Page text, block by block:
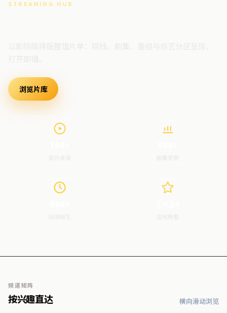
STREAMING HUB
浏览片库
频道矩阵
按兴趣直达 横向滑动浏览